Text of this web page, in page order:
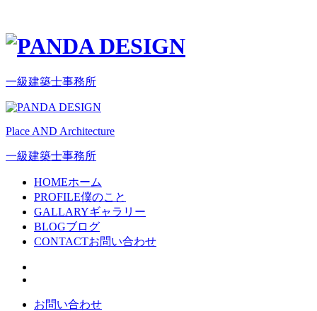
一級建築士事務所
Place AND Architecture
一級建築士事務所
HOMEホーム
PROFILE僕のこと
GALLARYギャラリー
BLOGブログ
CONTACTお問い合わせ
お問い合わせ